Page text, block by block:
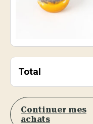
Total
Continuer mes
achats